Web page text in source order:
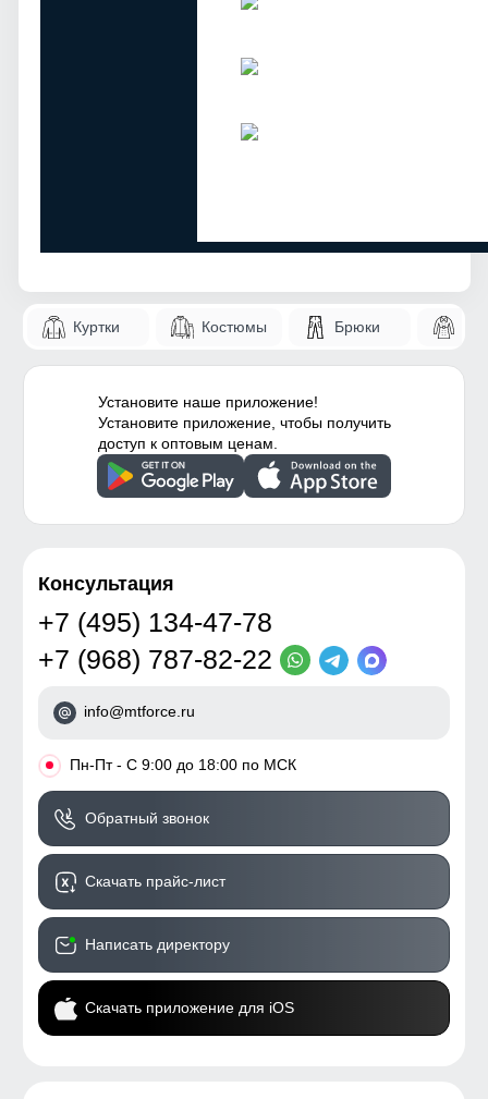
Куртки Костюмы Брюки
Установите наше приложение!
Установите приложение, чтобы получить
доступ к оптовым ценам.
Консультация
+7 (495) 134-47-78
+7 (968) 787-82-22
info@mtforce.ru
• Пн-Пт - С 9:00 до 18:00 по МСК
Обратный звонок
Скачать прайс-лист
Написать директору
Скачать приложение для iOS